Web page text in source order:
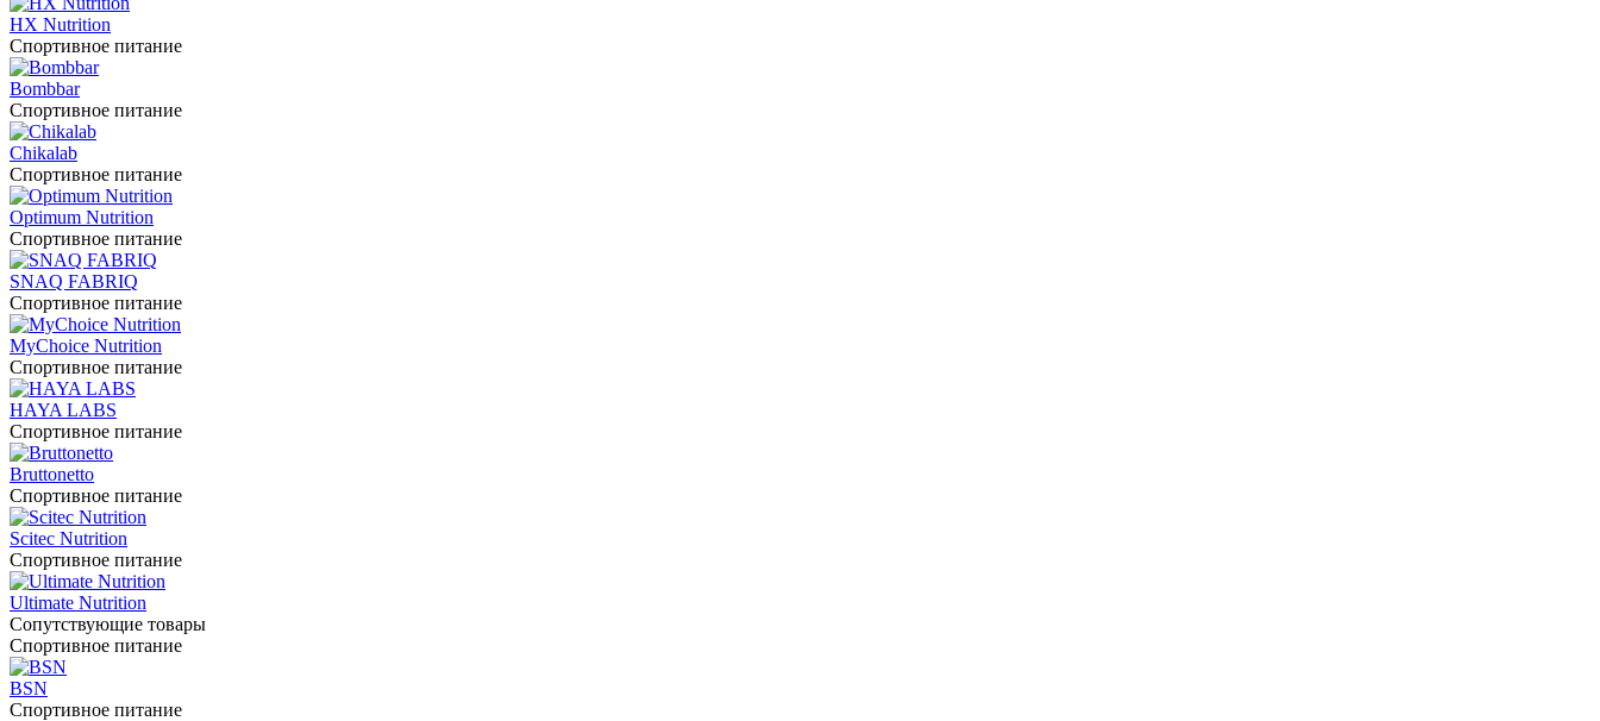
HX Nutrition
Спортивное питание
Bombbar
Спортивное питание
Chikalab
Спортивное питание
Optimum Nutrition
Спортивное питание
SNAQ FABRIQ
Спортивное питание
MyChoice Nutrition
Спортивное питание
HAYA LABS
Спортивное питание
Bruttonetto
Спортивное питание
Scitec Nutrition
Спортивное питание
Ultimate Nutrition
Сопутствующие товары
Спортивное питание
BSN
Спортивное питание